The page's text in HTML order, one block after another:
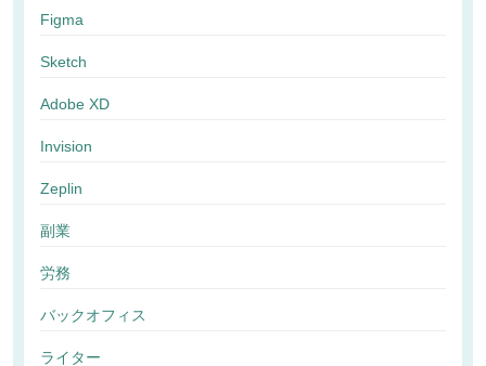
Figma
Sketch
Adobe XD
Invision
Zeplin
副業
労務
バックオフィス
ライター